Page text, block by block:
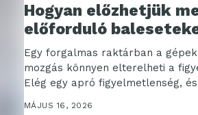
Hogyan előzhetjük
előforduló
Egy forgalmas raktárban a
mozgás könnyen elterelheti a
Elég egy apró figyelmetlenség,
MÁJUS 16, 2026